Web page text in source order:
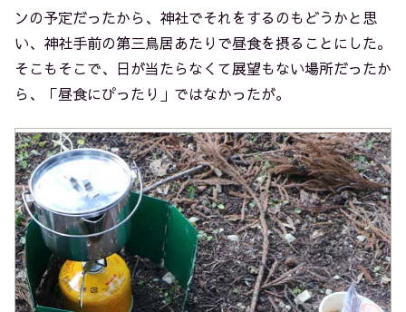
ンの予定だったから、神社でそれをするのもどうかと思
い、神社手前の第三鳥居あたりで昼食を摂ることにした。
そこもそこで、日が当たらなくて展望もない場所だったか
ら、「昼食にぴったり」ではなかったが。